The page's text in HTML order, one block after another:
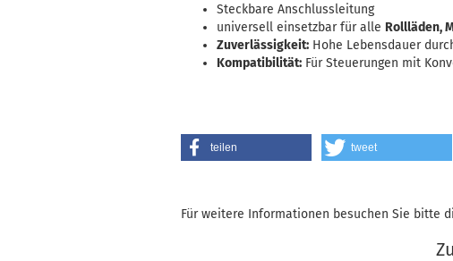
Steckbare Anschlussleitung
universell einsetzbar für alle Rollläden,
Zuverlässigkeit: Hohe Lebensdauer
Kompatibilität: Für Steuerungen mit
teilen tweet
Für weitere Informationen besuchen Sie bitte